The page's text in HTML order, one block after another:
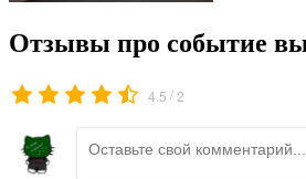
Отзывы про событие
4.5 /2